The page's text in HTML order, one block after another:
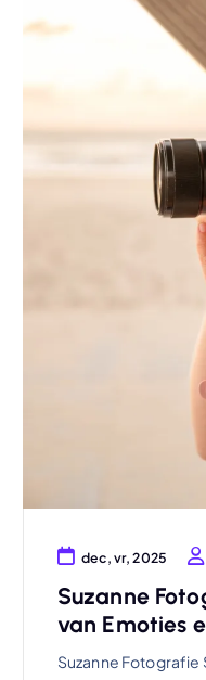
dec, vr, 2025
Suzanne
van Emoties
Suzanne